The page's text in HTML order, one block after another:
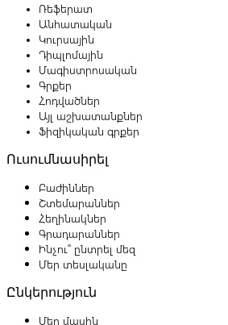
Ռեֆերատ
Անհատական
Կուրսային
Դիպլոմային
Մագիստրոսական
Գրքեր
Հոդվածներ
Այլ աշխատանքներ
Ֆիզիկական գրքեր
Ուսումնասիրել
Բաժիններ
Շտեմարաններ
Հեղինակներ
Գրադարաններ
Ինչու՞ ընտրել մեզ
Մեր տեսլականը
Ընկերություն
Մեր մասին